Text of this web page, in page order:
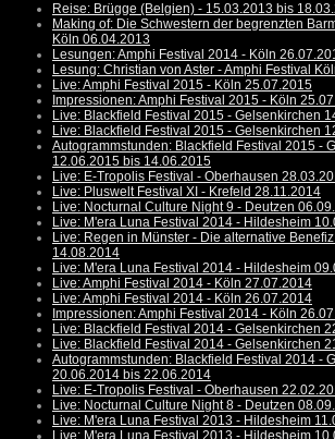
Reise: Brügge (Belgien) - 15.03.2013 bis
Making of: Die Schwestern der begrenzten
Köln 06.04.2013
Lesungen: Amphi Festival 2014 - Köln
Lesung: Christian von Aster - Amphi Festival
Live: Amphi Festival 2015 - Köln 25.07.2015
Impressionen: Amphi Festival 2015 - Köln
Live: Blackfield Festival 2015 - Gelsenkirchen
Live: Blackfield Festival 2015 - Gelsenkirchen
Autogrammstunden: Blackfield Festival 2015 -
12.06.2015 bis 14.06.2015
Live: E-Tropolis Festival - Oberhausen
Live: Pluswelt Festival XI - Krefeld 28.11.2014
Live: Nocturnal Culture Night 9 - Deutzen
Live: M'era Luna Festival 2014 - Hildesheim
Live: Regen in Münster - Die alternative
14.08.2014
Live: M'era Luna Festival 2014 - Hildesheim
Live: Amphi Festival 2014 - Köln 27.07.2014
Live: Amphi Festival 2014 - Köln 26.07.2014
Impressionen: Amphi Festival 2014 - Köln
Live: Blackfield Festival 2014 - Gelsenkirchen
Live: Blackfield Festival 2014 - Gelsenkirchen
Autogrammstunden: Blackfield Festival 2014 -
20.06.2014 bis 22.06.2014
Live: E-Tropolis Festival - Oberhausen
Live: Nocturnal Culture Night 8 - Deutzen
Live: M'era Luna Festival 2013 - Hildesheim